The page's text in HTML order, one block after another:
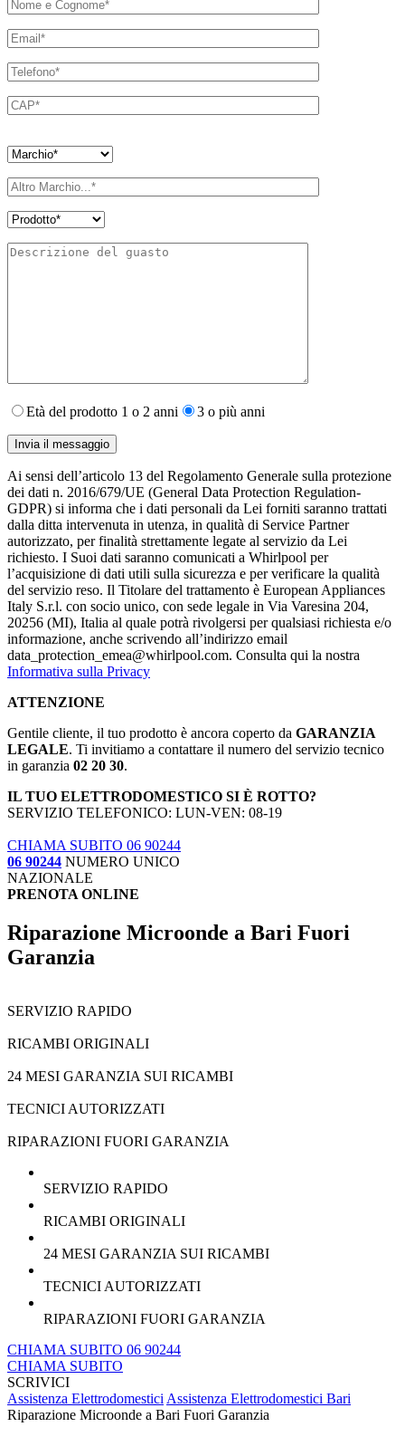
Età del prodotto 1 o 2 anni 3 o più anni
Ai sensi dell’articolo 13 del Regolamento Generale sulla protezione
dei dati n. 2016/679/UE (General Data Protection Regulation-
GDPR) si informa che i dati personali da Lei forniti saranno​ trattati
dalla ditta intervenuta in utenza,​ in qualità di Service Partner
autorizzato, per finalità strettamente legate al servizio da Lei
richiesto. I S​uoi dati saranno comunicati a Whirlpool per
l’acquisizione di dati utili sulla sicurezza e per verificare la qualità
del servizio reso. Il Titolare del trattamento è European Appliances
Italy S.r.l. con socio unico, con sede legale in Via Varesina 204,
20256 (MI), Italia al quale potrà rivolgersi per qualsiasi richiesta e/o
informazione, anche scrivendo all’indirizzo email
data_protection_emea@whirlpool.com. Consulta qui la nostra
Informativa sulla Privacy
ATTENZIONE
Gentile cliente, il tuo prodotto è ancora coperto da GARANZIA
LEGALE. Ti invitiamo a contattare il numero del servizio tecnico
in garanzia 02 20 30.
IL TUO ELETTRODOMESTICO SI È ROTTO?
SERVIZIO TELEFONICO: LUN-VEN: 08-19
CHIAMA SUBITO 06 90244
06 90244 NUMERO UNICO
NAZIONALE
PRENOTA ONLINE
Riparazione Microonde a Bari Fuori
Garanzia
SERVIZIO RAPIDO
RICAMBI ORIGINALI
24 MESI GARANZIA SUI RICAMBI
TECNICI AUTORIZZATI
RIPARAZIONI FUORI GARANZIA
SERVIZIO RAPIDO
RICAMBI ORIGINALI
24 MESI GARANZIA SUI RICAMBI
TECNICI AUTORIZZATI
RIPARAZIONI FUORI GARANZIA
CHIAMA SUBITO 06 90244
CHIAMA SUBITO
SCRIVICI
Assistenza ElettrodomesticiAssistenza Elettrodomestici Bari
Riparazione Microonde a Bari Fuori Garanzia